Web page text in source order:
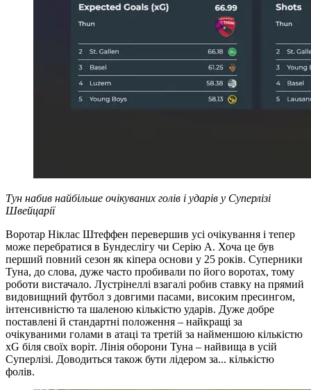
Тун набив найбільше очікуваних голів і ударів у Суперлізі
Швейцарії
Воротар Ніклас Штеффен перевершив усі очікування і тепер
може перебратися в Бундеслігу чи Серію А. Хоча це був
перший повний сезон як кіпера основи у 25 років. Суперники
Туна, до слова, дуже часто пробивали по його воротах, тому
роботи вистачало. Лустрінеллі взагалі робив ставку на прямий
видовищний футбол з довгими пасами, високим пресингом,
інтенсивністю та шаленою кількістю ударів. Дуже добре
поставлені й стандартні положення – найкращі за
очікуваними голами в атаці та третій за найменшою кількістю
xG біля своїх воріт. Лінія оборони Туна – найвища в усій
Суперлізі. Доводиться також бути лідером за... кількістю
фолів.